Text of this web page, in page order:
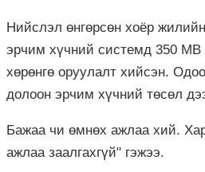
Нийслэл өнгөрсөн хоёр
эрчим хүчний системд 350 МВ
хөрөнгө оруулалт хийсэн.
долоон эрчим хүчний төсөл
Бажаа чи өмнөх ажлаа хий.
ажлаа заалгахгүй" гэжээ.